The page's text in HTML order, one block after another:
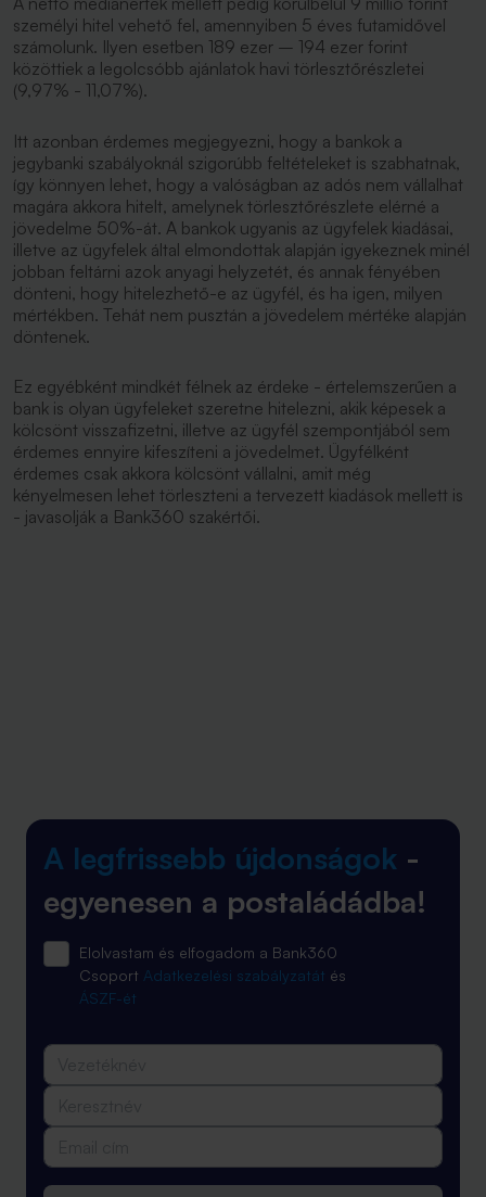
személyi hitel vehető fel, amennyiben 5 éves futamidővel
számolunk. Ilyen esetben 189 ezer – 194 ezer forint
közöttiek a legolcsóbb ajánlatok havi törlesztőrészletei
(9,97% - 11,07%).
Itt azonban érdemes megjegyezni, hogy a bankok a
jegybanki szabályoknál szigorúbb feltételeket is szabhatnak,
így könnyen lehet, hogy a valóságban az adós nem vállalhat
magára akkora hitelt, amelynek törlesztőrészlete elérné a
jövedelme 50%-át. A bankok ugyanis az ügyfelek kiadásai,
illetve az ügyfelek által elmondottak alapján igyekeznek minél
jobban feltárni azok anyagi helyzetét, és annak fényében
dönteni, hogy hitelezhető-e az ügyfél, és ha igen, milyen
mértékben. Tehát nem pusztán a jövedelem mértéke alapján
döntenek.
Ez egyébként mindkét félnek az érdeke - értelemszerűen a
bank is olyan ügyfeleket szeretne hitelezni, akik képesek a
kölcsönt visszafizetni, illetve az ügyfél szempontjából sem
érdemes ennyire kifeszíteni a jövedelmet. Ügyfélként
érdemes csak akkora kölcsönt vállalni, amit még
kényelmesen lehet törleszteni a tervezett kiadások mellett is
- javasolják a Bank360 szakértői.
A legfrissebb újdonságok -
egyenesen a postaládádba!
Elolvastam és elfogadom a Bank360
Csoport Adatkezelési szabályzatát és
ÁSZF-ét